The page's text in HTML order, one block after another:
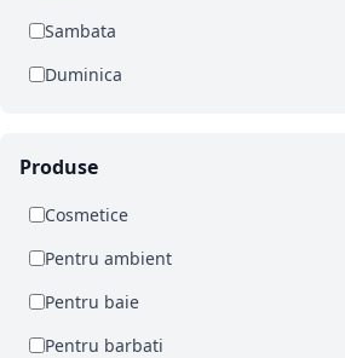
Sambata
Duminica
Produse
Cosmetice
Pentru ambient
Pentru baie
Pentru barbati